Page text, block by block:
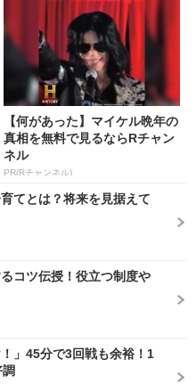
【何があった】マイケル晩年の
真相を無料で見るならRチャン
ネル
PR(Rチャンネル)
てとは？将来を見据えて
コツ伝授！役立つ制度や
！」45分で3回戦も余裕！1